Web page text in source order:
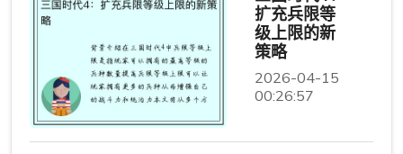
扩充兵限等
级上限的新
策略
2026-04-15
00:26:57